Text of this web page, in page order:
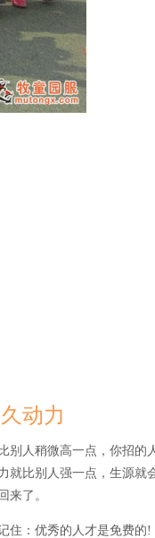
动力
别人稍微高一点，你招的
就比别人强一点，生源就
来了。
住：优秀的人才是免费的!